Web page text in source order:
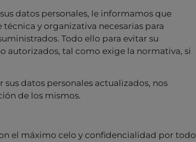
datos personales, le informamos que
y organizativa necesarias para
Todo ello para evitar su
autorizados, tal como exige la normativa, si
datos personales actualizados, nos
de los mismos.
el máximo celo y confidencialidad por todo